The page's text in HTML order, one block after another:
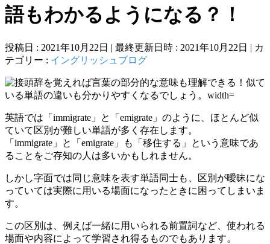
語もわかるようになる？！
投稿日 : 2021年10月22日 最終更新日時 : 2021年10月22日
カ
テゴリー : イングリッシュブログ
英語では「immigrate」と「emigrate」のように、ほとんど似
ていて区別が難しい単語が多く存在します。
「immigrate」と「emigrate」も「移住する」という意味であ
ることをご存知の人は多いかもしれません。
しかし字面では同じ意味を表す単語同士も、区別が曖昧にな
っていては実際に用いる場面になったときに困ってしまいま
す。
この区別は、例えば一緒に用いられる前置詞など、使われる
場面や内容によって学習され得るものでもあります。